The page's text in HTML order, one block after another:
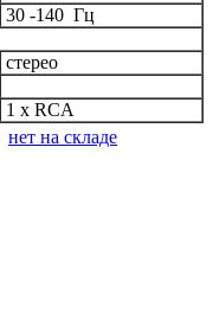
30 -140 Гц
стерео
1 x RCA
нет на складе